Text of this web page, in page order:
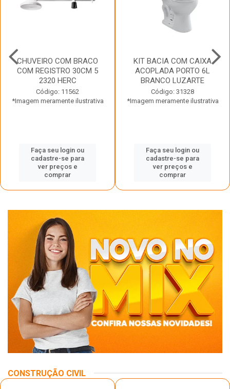
CHUVEIRO COM BRACO
COM REGISTRO 30CM 5
2320 HERC
Código: 11562
*Imagem meramente ilustrativa
Faça seu login ou
cadastre-se para
ver preços e
comprar
KIT BACIA COM CAIXA
ACOPLADA PORTO 6L
BRANCO LUZARTE
Código: 31328
*Imagem meramente ilustrativa
Faça seu login ou
cadastre-se para
ver preços e
comprar
CONSTRUÇÃO CIVIL